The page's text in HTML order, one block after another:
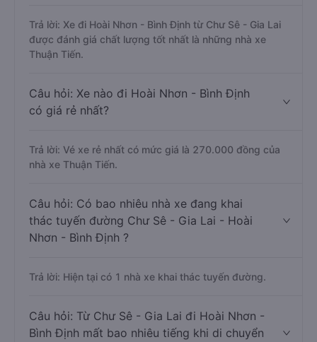
Trả lời: Xe đi Hoài Nhơn - Bình Định từ Chư Sê - Gia Lai
được đánh giá chất lượng tốt nhất là những nhà xe
Thuận Tiến.
Câu hỏi: Xe nào đi Hoài Nhơn - Bình Định
có giá rẻ nhất?
Trả lời: Vé xe rẻ nhất có mức giá là 270.000 đồng của
nhà xe Thuận Tiến.
Câu hỏi: Có bao nhiêu nhà xe đang khai
thác tuyến đường Chư Sê - Gia Lai - Hoài
Nhơn - Bình Định ?
Trả lời: Hiện tại có 1 nhà xe khai thác tuyến đường.
Câu hỏi: Từ Chư Sê - Gia Lai đi Hoài Nhơn -
Bình Định mất bao nhiêu tiếng khi di chuyển